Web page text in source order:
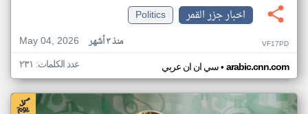
اخبار جزر القمر
Politics
May 04, 2026
منذ ٣ أشهر VF17PD
سي ان ان عربي• arabic.cnn.com عدد الكلمات: ٢٣١